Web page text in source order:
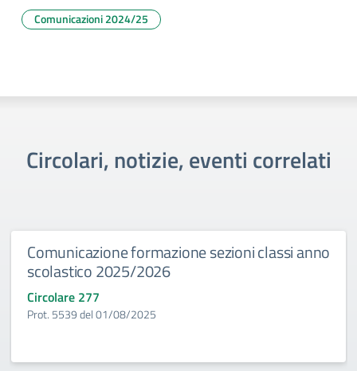
Comunicazioni 2024/25
Circolari, notizie, eventi correlati
Comunicazione formazione sezioni classi anno
scolastico 2025/2026
Circolare 277
Prot. 5539 del 01/08/2025